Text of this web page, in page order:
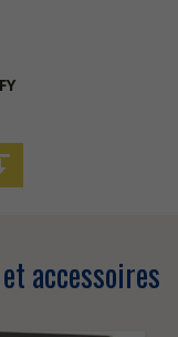
accessoires